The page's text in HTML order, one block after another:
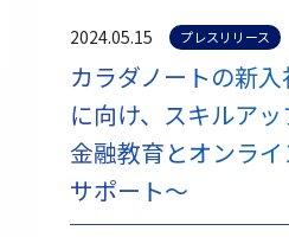
2024.05.15 プレスリリース
カラダノートの新
に向け、スキルア
金融教育とオンラ
サポート～